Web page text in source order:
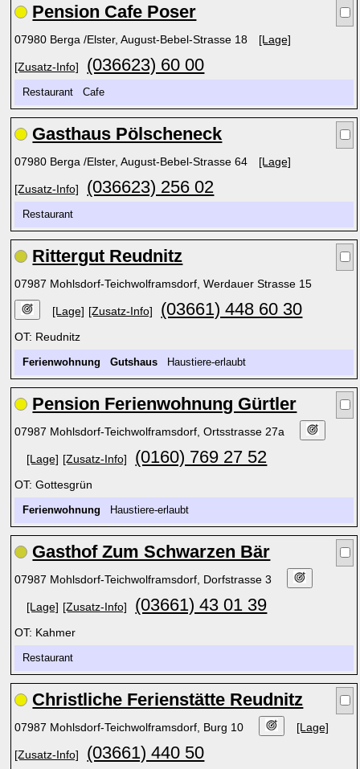
Pension Cafe Poser
07980 Berga /Elster, August-Bebel-Strasse 18 [Lage]
[Zusatz-Info] (036623) 60 00
Restaurant Cafe
Gasthaus Pölscheneck
07980 Berga /Elster, August-Bebel-Strasse 64 [Lage]
[Zusatz-Info] (036623) 256 02
Restaurant
Rittergut Reudnitz
07987 Mohlsdorf-Teichwolframsdorf, Werdauer Strasse 15
[Lage] [Zusatz-Info] (03661) 448 60 30
OT: Reudnitz
Ferienwohnung Gutshaus Haustiere-erlaubt
Pension Ferienwohnung Gürtler
07987 Mohlsdorf-Teichwolframsdorf, Ortsstrasse 27a
[Lage] [Zusatz-Info] (0160) 769 27 52
OT: Gottesgrün
Ferienwohnung Haustiere-erlaubt
Gasthof Zum Schwarzen Bär
07987 Mohlsdorf-Teichwolframsdorf, Dorfstrasse 3
[Lage] [Zusatz-Info] (03661) 43 01 39
OT: Kahmer
Restaurant
Christliche Ferienstätte Reudnitz
07987 Mohlsdorf-Teichwolframsdorf, Burg 10 [Lage]
[Zusatz-Info] (03661) 440 50